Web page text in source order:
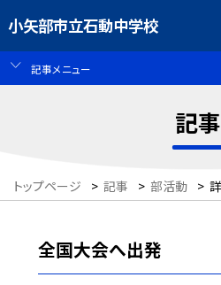
小矢部市立石動中学校
記事メニュー
記事
トップページ > 記事 > 部活動 >
全国大会へ出発